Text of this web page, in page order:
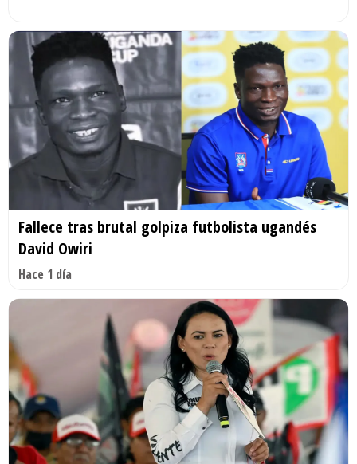
Fallece tras brutal golpiza futbolista ugandés
David Owiri
Hace 1 día